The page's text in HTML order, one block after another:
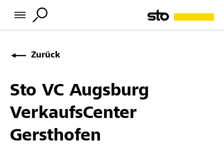
Zurück
Sto VC Augsburg
VerkaufsCenter
Gersthofen